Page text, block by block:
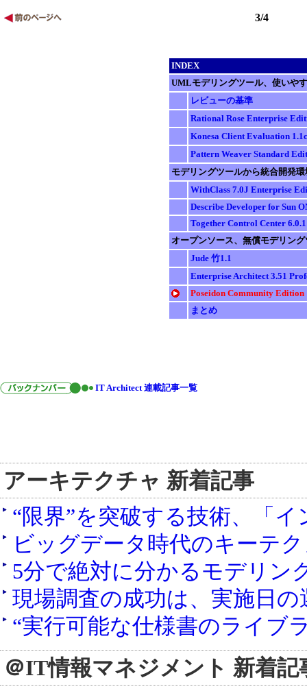
3/4
INDEX
UMLモデリングツール、使いや
レビューの基準
Rational Rose Enterprise
Konesa Client Evaluation 1.1c
Pattern Weaver Standard
モデリングツールから統合開発環
WithClass 7.0J Enterprise
Describe Developer for Sun
Together Control Center 6.0.1
オープンソース、無償モデリン
Jude 竹1.1
Enterprise Architect 3.51
Poseidon Community Edition
まとめ
IT Architect 連載記事一覧
アーキテクチャ 新着記事
“限界”を突破する技術、「
ビッグデータ時代のキーテ
5分で絶対に分かるモデリン
現場調査の成功は、実施日の
“実行可能な仕様書のライブ
＠IT情報マネジメント 新着記